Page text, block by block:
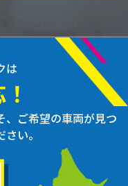
は
、ご希望の車両が見つ
い。